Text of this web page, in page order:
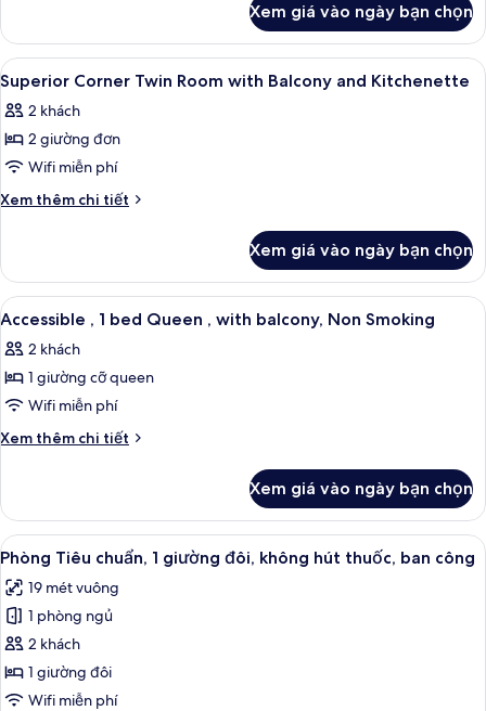
Balcony
Moderate
Twin
Room
with
Balcony
Xem giá vào ngày bạn chọn
Xem
tất
cả
ảnh
Superior
Corner
with
Balcony
and
Kitchenette
Két bảo mật tại phòng, bàn, phòng
8
Superior Corner Twin Room with Balcony and Kitchenette
2 khách
2 giường đơn
Wifi miễn phí
Xem thêm chi tiết
Chi
Superior
Corner
Twin
with
Balcony
Kitchenette
Xem giá vào ngày bạn chọn
Xem
tất
cả
ảnh
Accessible
,
Queen
with
balcony,
Non
Smoking
Két bảo mật tại phòng, bàn, phòng
6
Accessible , 1 bed Queen , with balcony, Non Smoking
2 khách
1 giường cỡ queen
Wifi miễn phí
Xem thêm chi tiết
Chi
Accessible
1
Queen
with
balcony,
Non
Smoking
Xem giá vào ngày bạn chọn
Xem
tất
cả
ảnh
Phòng
Tiêu
chuẩn,
Két bảo mật tại phòng, bàn, phòng
6
Phòng Tiêu chuẩn, 1 giường đôi, không hút thuốc, ban công
19 mét vuông
1 phòng ngủ
2 khách
1 giường đôi
Wifi miễn phí